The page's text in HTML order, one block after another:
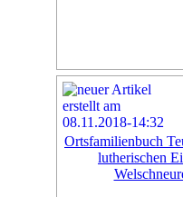
Ortsfamilienbuch
lutherischen